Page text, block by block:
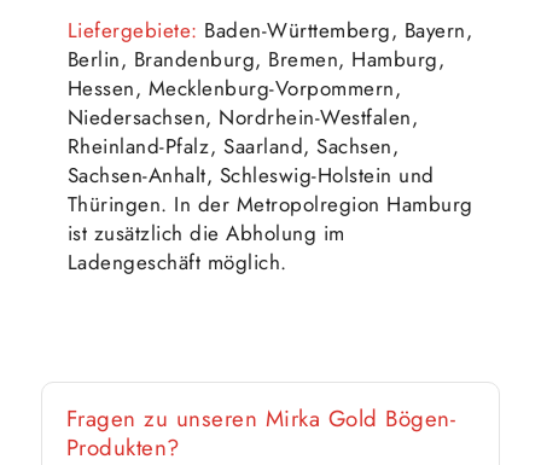
Liefergebiete: Baden-Württemberg, Bayern,
Berlin, Brandenburg, Bremen, Hamburg,
Hessen, Mecklenburg-Vorpommern,
Niedersachsen, Nordrhein-Westfalen,
Rheinland-Pfalz, Saarland, Sachsen,
Sachsen-Anhalt, Schleswig-Holstein und
Thüringen. In der Metropolregion Hamburg
ist zusätzlich die Abholung im
Ladengeschäft möglich.
Fragen zu unseren Mirka Gold Bögen-
Produkten?